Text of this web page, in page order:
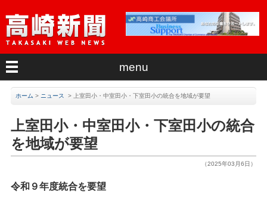
menu
ホーム > ニュース > 上室田小・中室田小・下室田小の統合を地域が要望
上室田小・中室田小・下室田小の統合
を地域が要望
（2025年03月6日）
令和９年度統合を要望